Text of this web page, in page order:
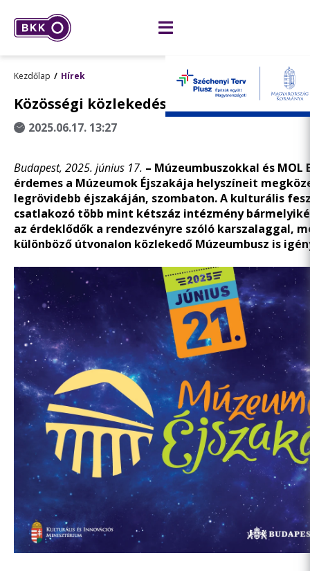
Kezdőlap Hírek
Közösségi közlekedéssel a Múzeumok
2025.06.17. 13:27
Budapest, 2025. június 17. – Múzeumbuszokkal és MOL
érdemes a Múzeumok Éjszakája helyszíneit
legrövidebb éjszakáján, szombaton. A kulturális
csatlakozó több mint kétszáz intézmény
az érdeklődők a rendezvényre szóló karszalaggal,
különböző útvonalon közlekedő Múzeumbusz is